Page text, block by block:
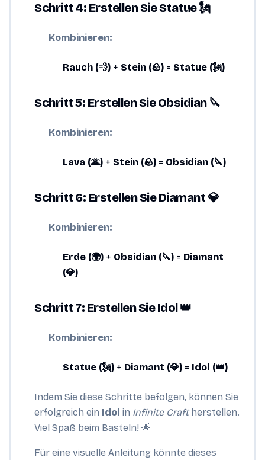
Schritt 4: Erstellen Sie Statue 🗽
Kombinieren:
Rauch (💨) + Stein (🪨) = Statue (🗽)
Schritt 5: Erstellen Sie Obsidian 🔪
Kombinieren:
Lava (🌋) + Stein (🪨) = Obsidian (🔪)
Schritt 6: Erstellen Sie Diamant 💎
Kombinieren:
Erde (🌍) + Obsidian (🔪) = Diamant
(💎)
Schritt 7: Erstellen Sie Idol 👑
Kombinieren:
Statue (🗽) + Diamant (💎) = Idol (👑)
Indem Sie diese Schritte befolgen, können Sie
erfolgreich ein Idol in Infinite Craftherstellen.
Viel Spaß beim Basteln! 🌟
Für eine visuelle Anleitung könnte dieses